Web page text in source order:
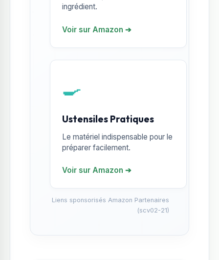
ingrédient.
Voir sur Amazon ➔
🍳
Ustensiles Pratiques
Le matériel indispensable pour le
préparer facilement.
Voir sur Amazon ➔
Liens sponsorisés Amazon Partenaires
(scv02-21)